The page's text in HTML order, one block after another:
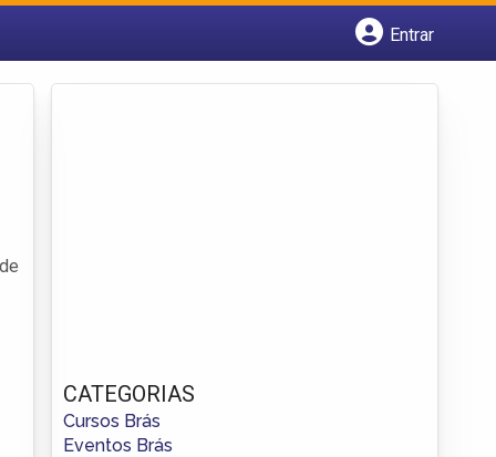
Entrar
CATEGORIAS
Cursos Brás
Eventos Brás